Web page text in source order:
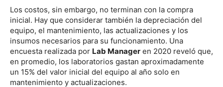
Los costos, sin embargo, no terminan con la compra
inicial. Hay que considerar también la depreciación del
equipo, el mantenimiento, las actualizaciones y los
insumos necesarios para su funcionamiento. Una
encuesta realizada por Lab Manager en 2020 reveló que,
en promedio, los laboratorios gastan aproximadamente
un 15% del valor inicial del equipo al año solo en
mantenimiento y actualizaciones.